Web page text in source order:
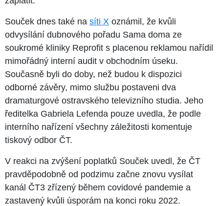
Souček dnes také na síti X oznámil, že kvůli
odvysílání dubnového pořadu Sama doma ze
soukromé kliniky Reprofit s placenou reklamou nařídil
mimořádný interní audit v obchodním úseku.
Současně byli do doby, než budou k dispozici
odborné závěry, mimo službu postaveni dva
dramaturgové ostravského televizního studia. Jeho
ředitelka Gabriela Lefenda pouze uvedla, že podle
interního nařízení všechny záležitosti komentuje
tiskový odbor ČT.
V reakci na zvýšení poplatků Souček uvedl, že ČT
pravděpodobně od podzimu začne znovu vysílat
kanál ČT3 zřízený během covidové pandemie a
zastavený kvůli úsporám na konci roku 2022.